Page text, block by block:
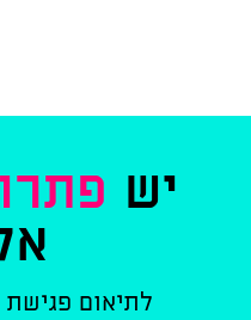
יש
לתיאום פגישת